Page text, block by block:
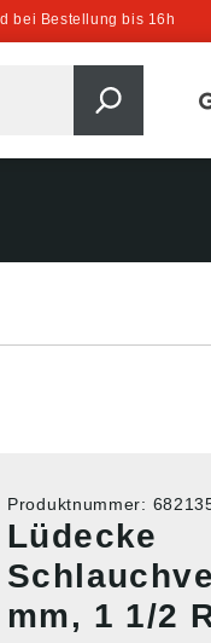
bei Bestellung bis 16h
Produktnummer:
Lüdecke
mm, 1 1/2